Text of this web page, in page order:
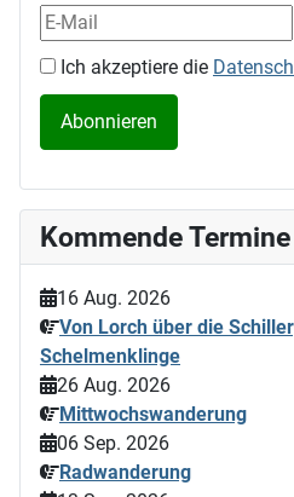
Ich akzeptiere die
Kommende Termine
16 Aug. 2026
Von Lorch über die
Schelmenklinge
26 Aug. 2026
Mittwochswanderung
06 Sep. 2026
Radwanderung